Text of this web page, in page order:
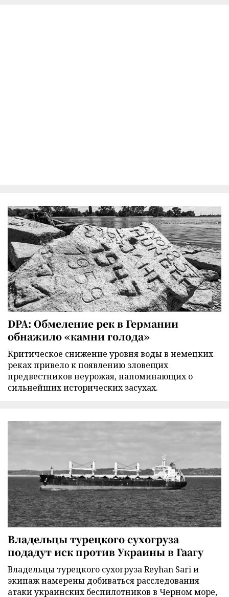
DPA: Обмеление рек в Германии
обнажило «камни голода»
Критическое снижение уровня воды в немецких
реках привело к появлению зловещих
предвестников неурожая, напоминающих о
сильнейших исторических засухах.
Владельцы турецкого сухогруза
подадут иск против Украины в Гаагу
Владельцы турецкого сухогруза Reyhan Sari и
экипаж намерены добиваться расследования
атаки украинских беспилотников в Черном море,